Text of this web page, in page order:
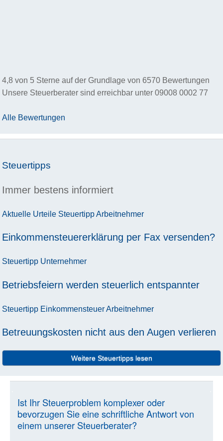
4,8 von 5 Sterne auf der Grundlage von 6570 Bewertungen
Unsere Steuerberater sind erreichbar unter 09008 0002 77
Alle Bewertungen
Steuertipps
Immer bestens informiert
Aktuelle Urteile SteuertippArbeitnehmer
Einkommensteuererklärung per Fax versenden?
Steuertipp Unternehmer
Betriebsfeiern werden steuerlich entspannter
Steuertipp EinkommensteuerArbeitnehmer
Betreuungskosten nicht aus den Augen verlieren
Weitere Steuertipps lesen